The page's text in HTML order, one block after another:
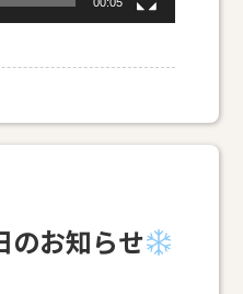
のお知らせ